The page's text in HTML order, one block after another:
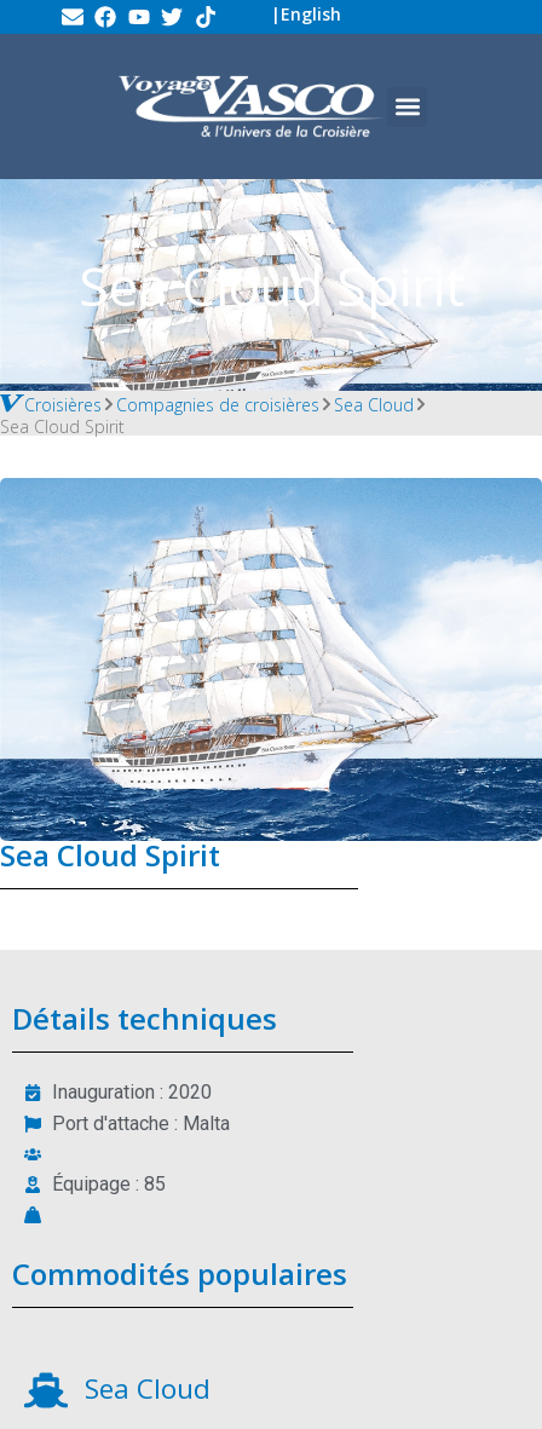
| English
Sea Cloud Spirit
Croisières Compagnies de croisières
Sea Cloud
Sea Cloud Spirit
Sea Cloud Spirit
Détails techniques
Inauguration : 2020
Port d'attache : Malta
Équipage : 85
Commodités populaires
Sea Cloud